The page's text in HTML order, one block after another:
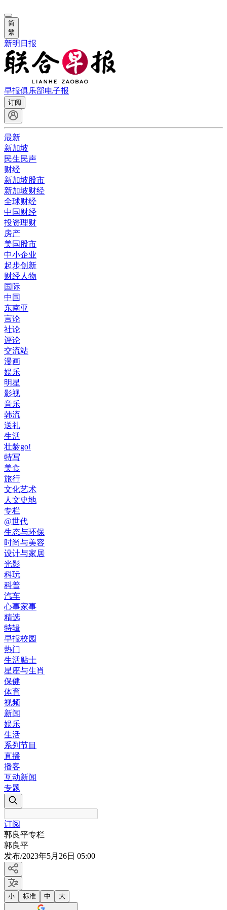
简
繁
新明日报
早报俱乐部电子报
订阅
最新
新加坡
民生民声
财经
新加坡股市
新加坡财经
全球财经
中国财经
投资理财
房产
美国股市
中小企业
起步创新
财经人物
国际
中国
东南亚
言论
社论
评论
交流站
漫画
娱乐
明星
影视
音乐
韩流
送礼
生活
壮龄go!
特写
美食
旅行
文化艺术
人文史地
专栏
@世代
生态与环保
时尚与美容
设计与家居
光影
科玩
科普
汽车
心事家事
精选
特辑
早报校园
热门
生活贴士
星座与生肖
保健
体育
视频
新闻
娱乐
生活
系列节目
直播
播客
互动新闻
专题
订阅
郭良平专栏
郭良平
发布/2023年5月26日 05:00
小 标准 中 大